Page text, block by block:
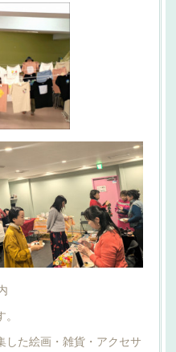
した絵画・雑貨・アクセサ